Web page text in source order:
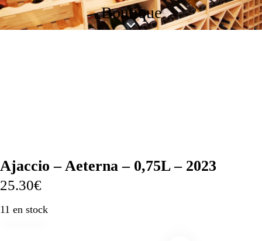
Boutique
Ajaccio – Aeterna – 0,75L – 2023
25.30€
11 en stock